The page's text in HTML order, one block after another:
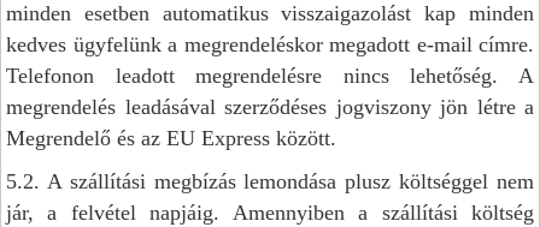
minden esetben automatikus visszaigazolást kap minden
kedves ügyfelünk a megrendeléskor megadott e-mail címre.
Telefonon leadott megrendelésre nincs lehetőség. A
megrendelés leadásával szerződéses jogviszony jön létre a
Megrendelő és az EU Express között.
5.2. A szállítási megbízás lemondása plusz költséggel nem
jár, a felvétel napjáig. Amennyiben a szállítási költség